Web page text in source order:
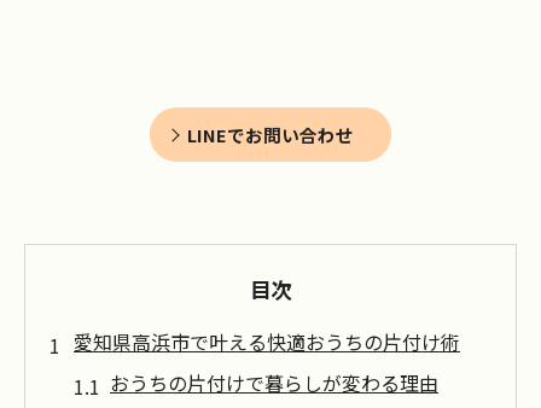
LINEでお問い合わせ
目次
愛知県高浜市で叶える快適おうちの片付け術
おうちの片付けで暮らしが変わる理由